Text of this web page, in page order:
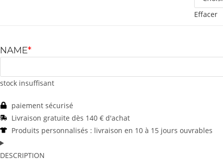
Effacer
*
NAME
stock insuffisant
paiement sécurisé
Livraison gratuite dès 140 € d'achat
Produits personnalisés : livraison en 10 à 15 jours ouvrables
DESCRIPTION